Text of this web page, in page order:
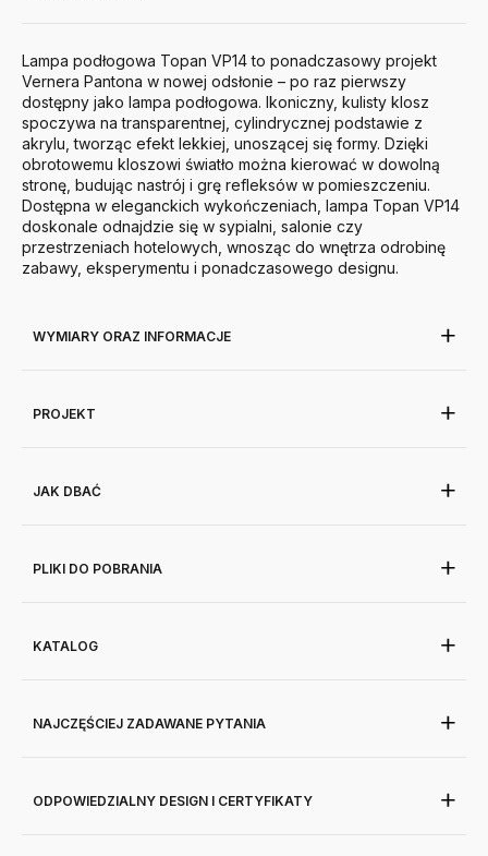
Lampa podłogowa Topan VP14 to ponadczasowy projekt
Vernera Pantona w nowej odsłonie – po raz pierwszy
dostępny jako lampa podłogowa. Ikoniczny, kulisty klosz
spoczywa na transparentnej, cylindrycznej podstawie z
akrylu, tworząc efekt lekkiej, unoszącej się formy. Dzięki
obrotowemu kloszowi światło można kierować w dowolną
stronę, budując nastrój i grę refleksów w pomieszczeniu.
Dostępna w eleganckich wykończeniach, lampa Topan VP14
doskonale odnajdzie się w sypialni, salonie czy
przestrzeniach hotelowych, wnosząc do wnętrza odrobinę
zabawy, eksperymentu i ponadczasowego designu.
WYMIARY ORAZ INFORMACJE
PROJEKT
JAK DBAĆ
PLIKI DO POBRANIA
KATALOG
NAJCZĘŚCIEJ ZADAWANE PYTANIA
ODPOWIEDZIALNY DESIGN I CERTYFIKATY